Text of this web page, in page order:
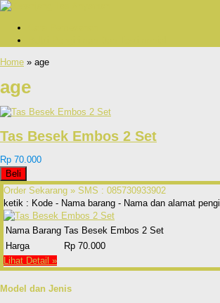
Home » age
age
Tas Besek Embos 2 Set
Rp 70.000
Beli
Order Sekarang » SMS : 085730933902
ketik : Kode - Nama barang - Nama dan alamat
Nama Barang Tas Besek Embos 2 Set
Harga
Rp 70.000
Lihat Detail »
Model dan Jenis